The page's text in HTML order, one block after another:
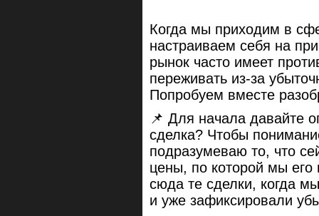
Когда мы приходим в
настраиваем себя на
рынок часто имеет
переживать из-за
Попробуем вместе
📌 Для начала давайте
сделка? Чтобы
подразумеваю то, что
цены, по которой мы его
сюда те сделки, когда
и уже зафиксировали